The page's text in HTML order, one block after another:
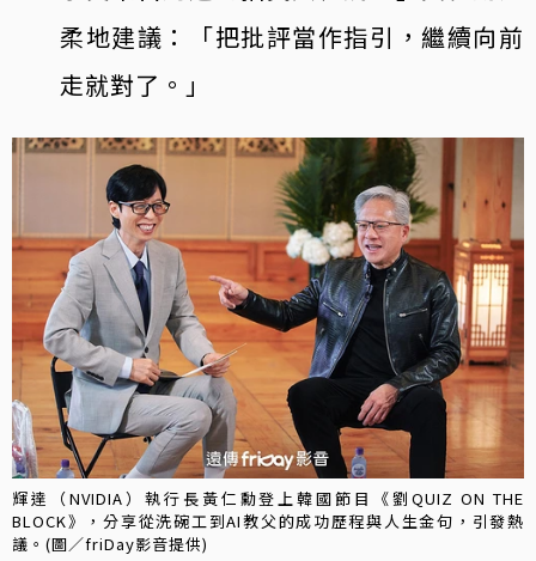
柔地建議：「把批評當作指引，繼續向前
走就對了。」
輝達（NVIDIA）執行長黃仁勳登上韓國節目《劉QUIZ ON THE
BLOCK》，分享從洗碗工到AI教父的成功歷程與人生金句，引發熱
議。(圖／friDay影音提供)